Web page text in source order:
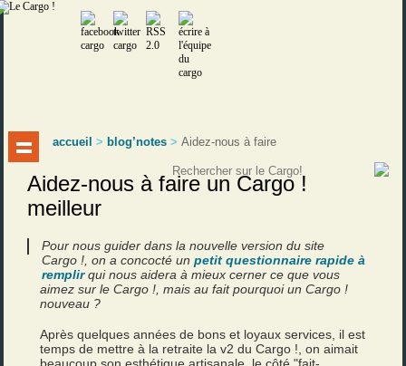
accueil > blog’notes >Aidez-nous à faire
Aidez-nous à faire un Cargo !
meilleur
Pour nous guider dans la nouvelle version du site
Cargo !, on a concocté unpetit questionnaire rapide à
remplirqui nous aidera à mieux cerner ce que vous
aimez sur le Cargo !, mais au fait pourquoi un Cargo !
nouveau ?
Après quelques années de bons et loyaux services, il est
temps de mettre à la retraite la v2 du Cargo !, on aimait